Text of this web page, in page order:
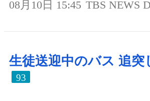
08月10日 15:45 TBS NEWS
生徒送迎中のバス 追突
93